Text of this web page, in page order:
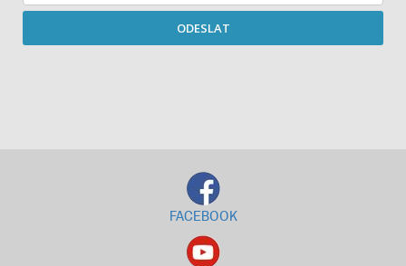
ODESLAT
FACEBOOK